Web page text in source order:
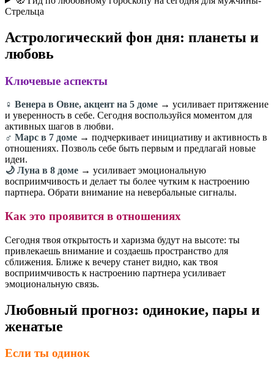
Стрельца
Астрологический фон дня: планеты и
любовь
Ключевые аспекты
♀️ Венера в Овне, акцент на 5 доме → усиливает притяжение
и уверенность в себе. Сегодня воспользуйся моментом для
активных шагов в любви.
♂️ Марс в 7 доме → подчеркивает инициативу и активность в
отношениях. Позволь себе быть первым и предлагай новые
идеи.
🌙 Луна в 8 доме → усиливает эмоциональную
восприимчивость и делает ты более чутким к настроению
партнера. Обрати внимание на невербальные сигналы.
Как это проявится в отношениях
Сегодня твоя открытость и харизма будут на высоте: ты
привлекаешь внимание и создаешь пространство для
сближения. Ближе к вечеру станет видно, как твоя
восприимчивость к настроению партнера усиливает
эмоциональную связь.
Любовный прогноз: одинокие, пары и
женатые
Если ты одинок